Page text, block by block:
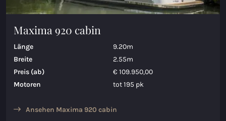
Maxima 920 cabin
Länge
9.20m
Breite
2.55m
Preis (ab)
€ 109.950,00
Motoren
tot 195 pk
Ansehen Maxima 920 cabin